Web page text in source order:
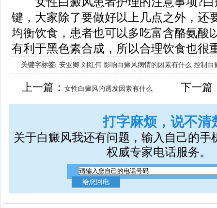
键，大家除了要做好以上几点之外，还
均衡饮食，患者也可以多吃富含酪氨酸
有利于黑色素合成，所以合理饮食也很
关键字标签: 安亚卿 刘红伟 影响白癜风病情的因素有什么 控制白
女生应该如何治疗呢
上一篇：女性白癜风的诱发因素有什么 下一篇
打字麻烦，说不清
关于白癜风我还有问题，输入自己的手
权威专家电话服务。